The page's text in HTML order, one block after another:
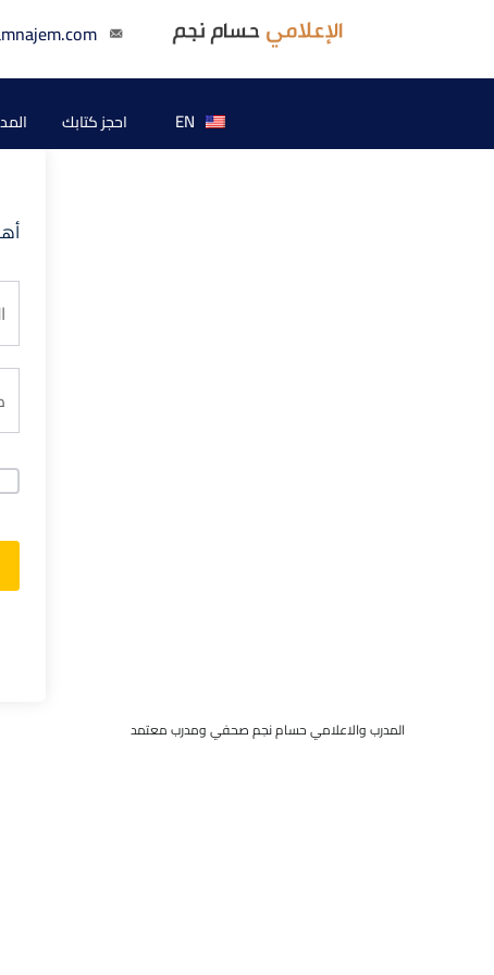
احجز كتابك EN
المدرب والاعلامي حسام نجم صحفي ومدرب معتمد